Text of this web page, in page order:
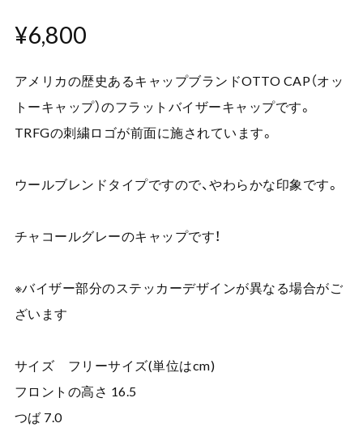
¥6,800
アメリカの歴史あるキャップブランドOTTO CAP（オッ
トーキャップ）のフラットバイザーキャップです。
TRFGの刺繍ロゴが前面に施されています。
ウールブレンドタイプですので、やわらかな印象です。
チャコールグレーのキャップです！
※バイザー部分のステッカーデザインが異なる場合がご
ざいます
サイズ フリーサイズ(単位はcm)
フロントの高さ 16.5
つば 7.0